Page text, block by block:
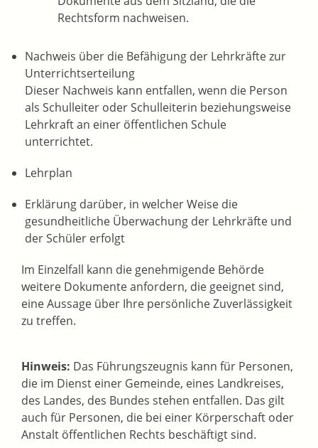
Rechtsform nachweisen.
Nachweis über die Befähigung der Lehrkräfte zur
Unterrichtserteilung
Dieser Nachweis kann entfallen, wenn die Person
als Schulleiter oder Schulleiterin beziehungsweise
Lehrkraft an einer öffentlichen Schule
unterrichtet.
Lehrplan
Erklärung darüber, in welcher Weise die
gesundheitliche Überwachung der Lehrkräfte und
der Schüler erfolgt
Im Einzelfall kann die genehmigende Behörde
weitere Dokumente anfordern, die geeignet sind,
eine Aussage über Ihre persönliche Zuverlässigkeit
zu treffen.
Hinweis: Das Führungszeugnis kann für Personen,
die im Dienst einer Gemeinde, eines Landkreises,
des Landes, des Bundes stehen entfallen. Das gilt
auch für Personen, die bei einer Körperschaft oder
Anstalt öffentlichen Rechts beschäftigt sind.